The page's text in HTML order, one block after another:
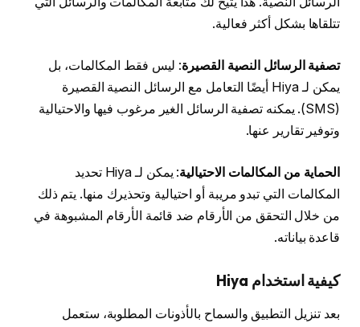
تتلقاها بشكل أكثر فعالية.
تصفية الرسائل النصية القصيرة: ليس فقط المكالمات، بل
يمكن لـ Hiya أيضًا التعامل مع الرسائل النصية القصيرة
(SMS). يمكنه تصفية الرسائل الغير مرغوب فيها والاحتيالية
وتوفير تقارير عنها.
الحماية من المكالمات الاحتيالية
: يمكن لـ Hiya تحديد
المكالمات التي تبدو مريبة أو احتيالية وتحذيرك منها. يتم ذلك
من خلال التحقق من الأرقام ضد قائمة الأرقام المشبوهة في
قاعدة بياناته.
كيفية استخدام Hiya
بعد تنزيل التطبيق والسماح بالأذونات المطلوبة، ستعمل